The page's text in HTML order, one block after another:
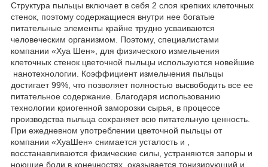
Структура пыльцы включает в себя 2 слоя крепких клеточных
стенок, поэтому содержащиеся внутри нее богатые
питательные элементы крайне трудно усваиваются
человеческим организмом. Поэтому, специалистами
компании «Хуа Шен», для физического измельчения
клеточных стенок цветочной пыльцы используются новейшие
нанотехнологии. Коэффициент измельчения пыльцы
достигает 99%, что позволяет полностью высвободить все ее
питательное содержание. Благодаря использованию
технологии криогенной заморозки сырья, в процессе
производства пыльца сохраняет всю питательную ценность.
При ежедневном употреблении цветочной пыльцы от
компании «ХуаШен» снимается усталость и ,
восстанавливаются физические силы, устраняются запоры и
ноющие боли в конечностях, оказывается тонизирующий и